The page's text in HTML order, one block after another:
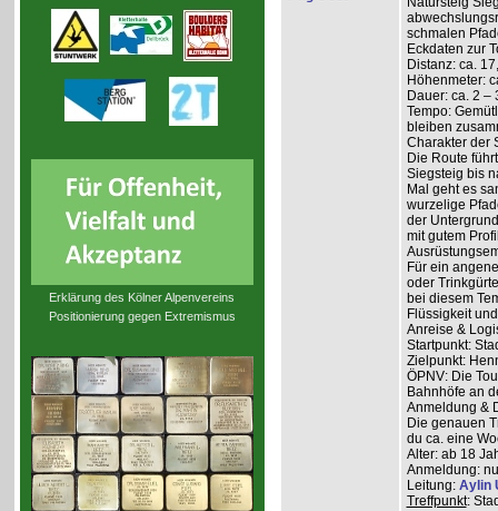
Erklärung des Kölner Alpenvereins
Positionierung gegen Extremismus
schmalen
Eckdaten zur
Distanz: ca.
Höhenmeter:
Dauer: ca. 2 –
Tempo:
bleiben
Charakter der
Die Route
Siegsteig bis
Mal geht es
wurzelige
der
mit gutem
Für ein
oder
bei diesem
Flüssigkeit
Anreise &
Startpunkt:
Zielpunkt:
ÖPNV: Die
Bahnhöfe an
Anmeldung &
Die genauen
du ca. eine
Alter: ab 18
Anmeldung:
Leitung: Aylin
Treffpunkt: